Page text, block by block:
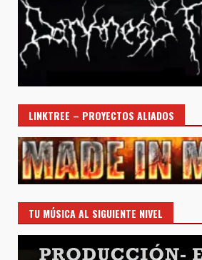
LINKTREE – PROYECTOS ALIADOS
TU MÚSICA AL SIGUIENTE NIVEL